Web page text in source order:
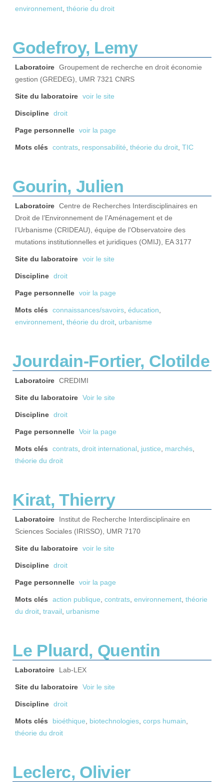
environnement, théorie du droit
Godefroy, Lemy
Laboratoire Groupement de recherche en droit économie
gestion (GREDEG), UMR 7321 CNRS
Site du laboratoire voir le site
Discipline droit
Page personnelle voir la page
Mots clés contrats, responsabilité, théorie du droit, TIC
Gourin, Julien
Laboratoire Centre de Recherches Interdisciplinaires en
Droit de l’Environnement de l’Aménagement et de
l’Urbanisme (CRIDEAU), équipe de l'Observatoire des
mutations institutionnelles et juridiques (OMIJ), EA 3177
Site du laboratoire voir le site
Discipline droit
Page personnelle voir la page
Mots clés connaissances/savoirs, éducation,
environnement, théorie du droit, urbanisme
Jourdain-Fortier, Clotilde
Laboratoire CREDIMI
Site du laboratoire Voir le site
Discipline droit
Page personnelle Voir la page
Mots clés contrats, droit international , justice, marchés,
théorie du droit
Kirat, Thierry
Laboratoire
Institut de Recherche Interdisciplinaire en
Sciences Sociales (IRISSO), UMR 7170
Site du laboratoire voir le site
Discipline droit
Page personnelle voir la page
Mots clés action publique, contrats, environnement, théorie
du droit, travail , urbanisme
Le Pluard, Quentin
Laboratoire Lab-LEX
Site du laboratoire Voir le site
Discipline droit
Mots clés bioéthique, biotechnologies, corps humain,
théorie du droit
Leclerc, Olivier